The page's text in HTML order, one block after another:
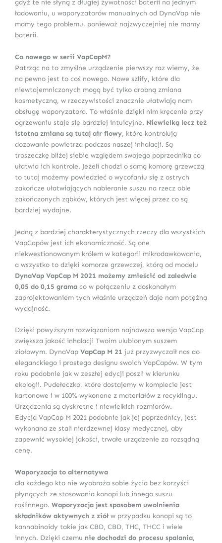
gdyż te nie słyną z długiej żywotności baterii na jednym
ładowaniu, u waporyzatorów manualnych od DynaVap nie
mamy tego problemu, ponieważ najzwyczejniej nie mamy
baterii.
Co nowego w serii VapCapM?
Patrząc na to zmyślne urządzenie pierwszy raz wiemy, że
na pewno jest to coś nowego. Nowe szlify, które dla
niewtajemniczonych mogą być tylko drobną zmiana
kosmetyczną, w rzeczywistości znacznie ułatwiają nam
obsługę waporyzatora. To właśnie dzięki nim kręcenie przy
ogrzewaniu staje się bardziej intuicyjne. Niewielką lecz też
istotna zmiana są tutaj air flowy, które kontrolują
dozowanie powietrza podczas naszej inhalacji. Są
troszeczkę bliżej siebie względem swojego poprzednika co
ułatwia ich kontrole. Jeżeli chodzi o samą komorę grzewczą
to tutaj możemy powiedzieć o wycofaniu się z ostrych
zakończe ułatwiających nabieranie suszu na rzecz oble
zakończonych ząbków, których jest więcej przez co są
bardziej wydajne.
Jedną z bardziej charakterystycznych rzeczy dla wszystkich
VapCapów jest ich ekonomiczność. Są one
niekwestionowanym królem w kategorii mikrodawkowania,
a wszystko to dzięki komorze grzewczej, którą od modelu
DynaVap VapCap M 2021 możemy zmieścić od zaledwie
0,05 do 0,15 grama co w połączeniu z doskonałym
zaprojektowaniem tych właśnie urządzeń daje nam potężną
wydajność.
Dzięki powyższym rozwiązaniom najnowsza wersja VapCap
zwiększa jakość inhalacji Twoim ulubionym suszem
ziołowym. DynaVap VapCap M 21 już przyzwyczaił nas do
eleganckiego i prostego designu swoich VapCapów. W tym
roku podobnie jak w zeszłej edycji poszli w kierunku
ekologii. Pudełeczko, które dostajemy w komplecie jest
kartonowe i w 100% wykonane z materiałów z recyklingu.
Urządzenia są dyskretne i niewielkich rozmiarów.
Edycja VapCap M 2021 podobnie jak jej poprzednicy, jest
wykonana ze stali nierdzewnej klasy medycznej, aby
zapewnić wysokiej jakości, trwałe urządzenie za rozsądną
cenę.
Waporyzacja to alternatywa
dla każdego kto nie wyobraża sobie życia bez korzyści
płynących ze stosowania konopi lub innego suszu
roślinnego. Waporyzacja jest sposobem uwolnienia
składników aktywnych z ziół w przypadku konopi są to
kannabinoidy takie jak CBD, CBD, THC, THCC i wiele
innych. Dzięki czemu nie dochodzi do procesu spalania,